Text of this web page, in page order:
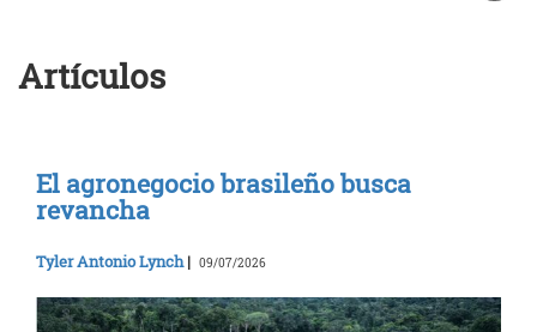
Artículos
El agronegocio brasileño busca
revancha
Tyler Antonio Lynch| 09/07/2026